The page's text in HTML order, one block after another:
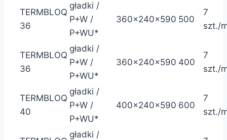
TERMBLOQ
36
gładki /
P+W /
P+WU*
360x240x590 500
7
szt./
TERMBLOQ
36
gładki /
P+W /
P+WU*
360x240x590 400
7
szt./
TERMBLOQ
40
gładki /
P+W /
P+WU*
400x240x590 600
7
szt./
gładki /